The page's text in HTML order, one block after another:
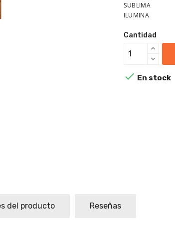
SUBLIMA
ILUMINA
Cantidad
 En stock
del producto Reseñas